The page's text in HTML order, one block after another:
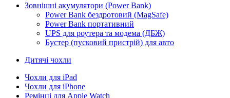
Зовнішні акумулятори (Power Bank)
Power Bank бездротовий (MagSafe)
Power Bank портативний
UPS для роутера та модема (ДБЖ)
Бустер (пусковий пристрій) для авто
Дитячі чохли
Чохли для iPad
Чохли для iPhone
Ремінці для Apple Watch